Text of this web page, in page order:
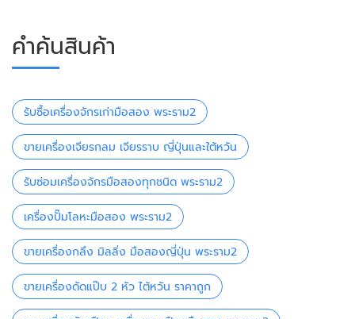
คำค้นสินค้า
รับซื้อเครื่องจักรเก่ามือสอง พระราม2
ขายเครื่องเจียรกลม เจียรราบ ญี่ปุ่นและใต้หวัน
รับซ่อมเครื่องจักรมือสองทุกชนิด พระราม2
เครื่องปั๊มโลหะมือสอง พระราม2
ขายเครื่องกลึง มิลลิ่ง มือสองญี่ปุ่น พระราม2
ขายเครื่องดัดแป๊บ 2 หัว ไต้หวัน ราคาถูก